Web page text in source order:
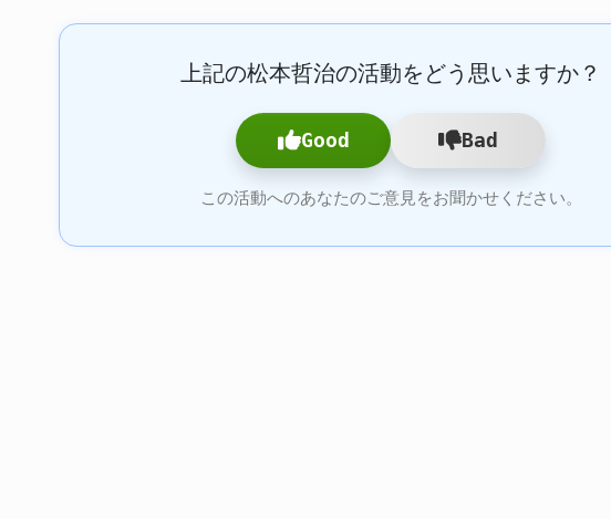
上記の松本哲治の活動をどう思いますか？
Good Bad
この活動へのあなたのご意見をお聞かせください。